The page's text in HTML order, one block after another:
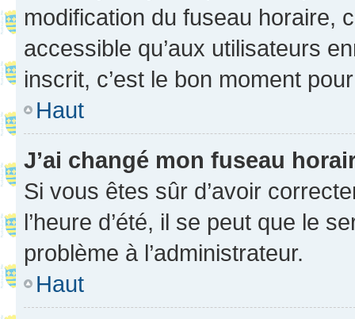
modification du fuseau horaire,
accessible qu’aux utilisateurs
inscrit, c’est le bon moment
Haut
J’ai changé mon fuseau
Si vous êtes sûr d’avoir
l’heure d’été, il se peut que le
problème à l’administrateur.
Haut